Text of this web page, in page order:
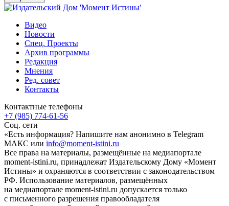
Видео
Новости
Спец. Проекты
Архив программы
Редакция
Мнения
Ред. совет
Контакты
Контактные телефоны
+7 (985) 774-61-56
Соц. сети
«Есть информация? Напишите нам анонимно в Telegram
МАКС или info@moment-istini.ru
Все права на материалы, размещённые на медиапортале
moment-istini.ru, принадлежат Издательскому Дому «Момент
Истины» и охраняются в соответствии с законодательством
РФ. Использование материалов, размещённых
на медиапортале moment-istini.ru допускается только
с письменного разрешения правообладателя